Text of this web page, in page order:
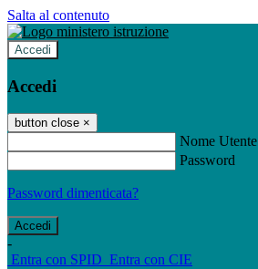
Salta al contenuto
Accedi
Accedi
button close ×
Nome Utente
Password
Password dimenticata?
-
Entra con SPID Entra con CIE